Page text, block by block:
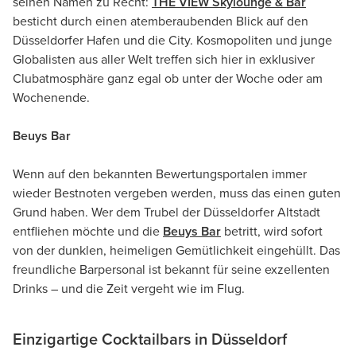
besticht durch einen atemberaubenden Blick auf den
Düsseldorfer Hafen und die City. Kosmopoliten und junge
Globalisten aus aller Welt treffen sich hier in exklusiver
Clubatmosphäre ganz egal ob unter der Woche oder am
Wochenende.
Beuys Bar
Wenn auf den bekannten Bewertungsportalen immer
wieder Bestnoten vergeben werden, muss das einen guten
Grund haben. Wer dem Trubel der Düsseldorfer Altstadt
entfliehen möchte und die Beuys Bar betritt, wird sofort
von der dunklen, heimeligen Gemütlichkeit eingehüllt. Das
freundliche Barpersonal ist bekannt für seine exzellenten
Drinks – und die Zeit vergeht wie im Flug.
Einzigartige Cocktailbars in Düsseldorf